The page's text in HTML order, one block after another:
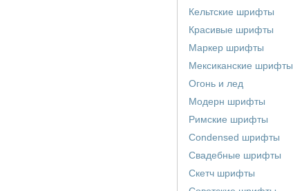
Кельтские шрифты
Красивые шрифты
Маркер шрифты
Мексиканские шрифты
Огонь и лед
Модерн шрифты
Римские шрифты
Сondensed шрифты
Свадебные шрифты
Скетч шрифты